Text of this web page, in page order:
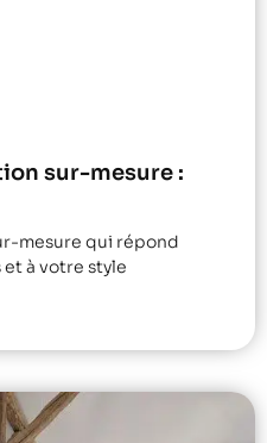
sur-mesure :
mesure qui répond
à votre style